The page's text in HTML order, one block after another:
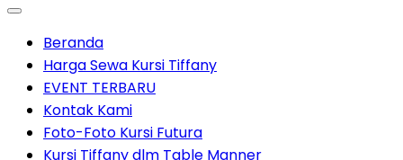
Beranda
Harga Sewa Kursi Tiffany
EVENT TERBARU
Kontak Kami
Foto-Foto Kursi Futura
Kursi Tiffany dlm Table Manner